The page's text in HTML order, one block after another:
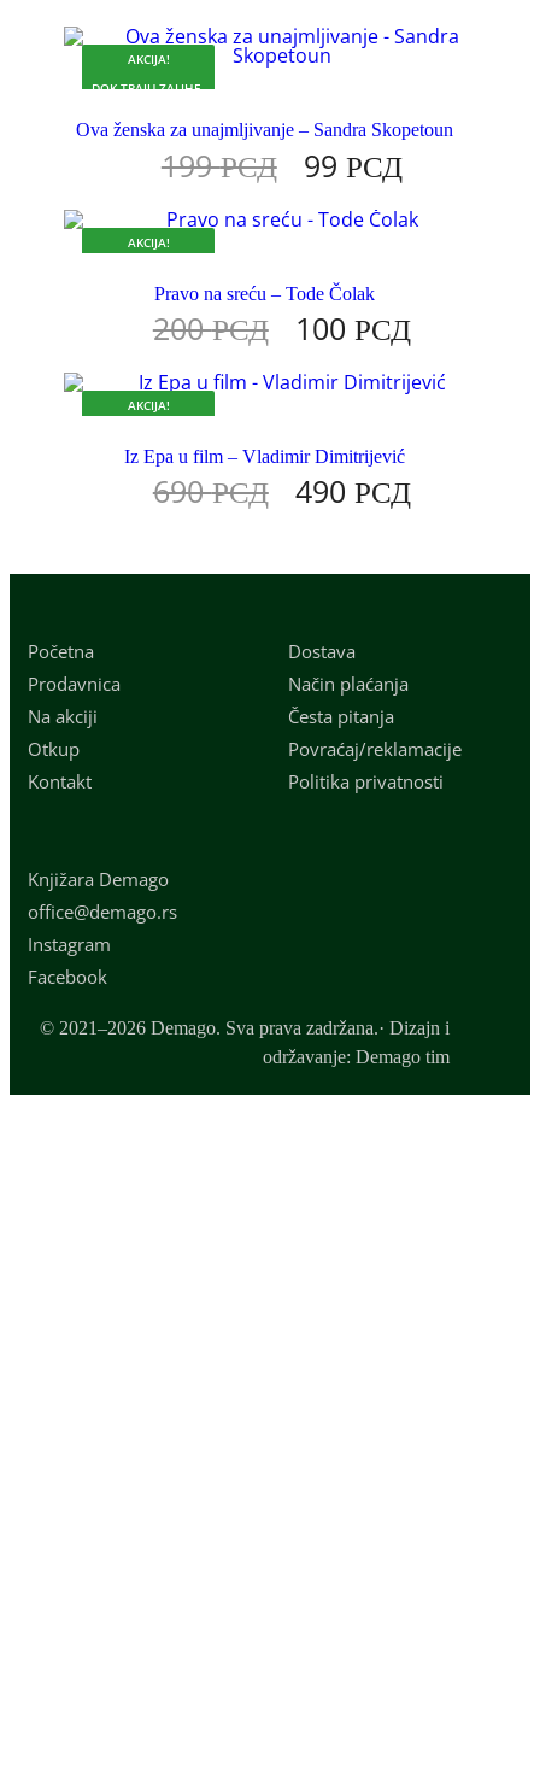
AKCIJA!
DOK TRAJU ZALIHE.
Ova ženska za unajmljivanje – Sandra Skopetoun
199РСД 99РСД
AKCIJA!
Pravo na sreću – Tode Čolak
200РСД 100РСД
AKCIJA!
Iz Epa u film – Vladimir Dimitrijević
690РСД 490РСД
Početna
Prodavnica
Na akciji
Otkup
Kontakt
Dostava
Način plaćanja
Česta pitanja
Povraćaj/reklamacije
Politika privatnosti
Knjižara Demago
office@demago.rs
Instagram
Facebook
© 2021–2026 Demago. Sva prava zadržana.· Dizajn i
održavanje: Demago tim